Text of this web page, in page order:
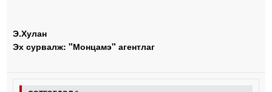
Э.Хулан
Эх сурвалж: "Монцамэ" агентлаг